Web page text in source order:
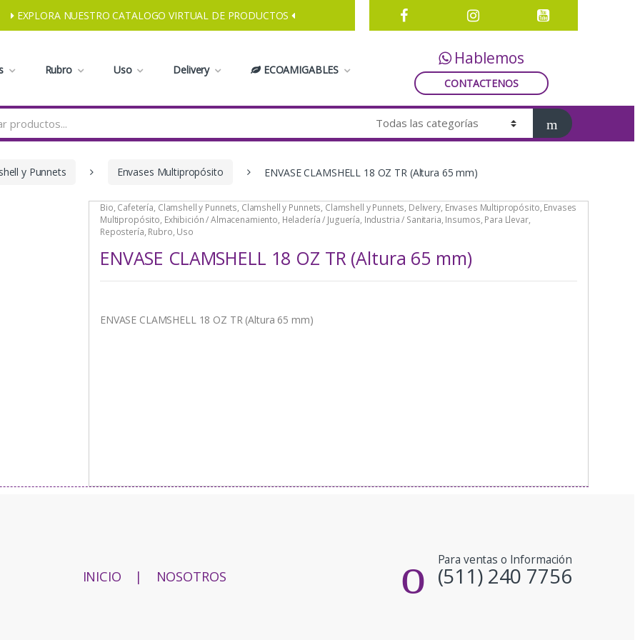
EXPLORA NUESTRO CATALOGO VIRTUAL DE PRODUCTOS
Rubro Uso Delivery ECOAMIGABLES
Hablemos
CONTACTENOS
y Punnets Envases Multipropósito ENVASE CLAMSHELL 18 OZ TR (Altura 65 mm)
Bio, Cafetería, Clamshell y Punnets, Clamshell y Punnets, Clamshell y Punnets, Delivery, Envases Multipropósito, Envases
Multipropósito, Exhibición / Almacenamiento, Heladería / Juguería, Industria / Sanitaria, Insumos, Para Llevar,
Repostería, Rubro, Uso
ENVASE CLAMSHELL 18 OZ TR (Altura 65 mm)
ENVASE CLAMSHELL 18 OZ TR (Altura 65 mm)
INICIO | NOSOTROS
Para ventas o Información
(511) 240 7756